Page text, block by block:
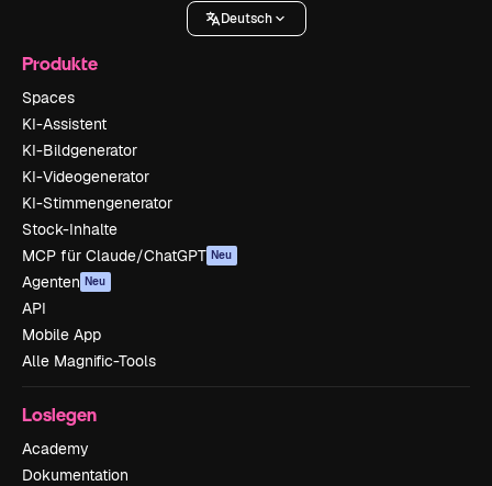
Deutsch
Produkte
Spaces
KI-Assistent
KI-Bildgenerator
KI-Videogenerator
KI-Stimmengenerator
Stock-Inhalte
MCP für Claude/ChatGPT Neu
Agenten Neu
API
Mobile App
Alle Magnific-Tools
Loslegen
Academy
Dokumentation